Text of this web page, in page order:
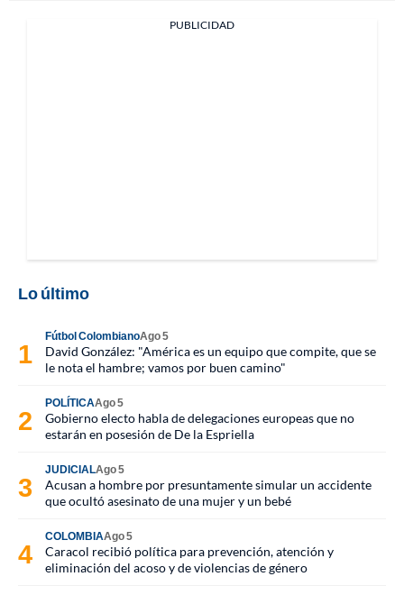
PUBLICIDAD
Lo último
Fútbol ColombianoAgo 5
David González: "América es un equipo que compite, que se
le nota el hambre; vamos por buen camino"
POLÍTICAAgo 5
Gobierno electo habla de delegaciones europeas que no
estarán en posesión de De la Espriella
JUDICIALAgo 5
Acusan a hombre por presuntamente simular un accidente
que ocultó asesinato de una mujer y un bebé
COLOMBIAAgo 5
Caracol recibió política para prevención, atención y
eliminación del acoso y de violencias de género